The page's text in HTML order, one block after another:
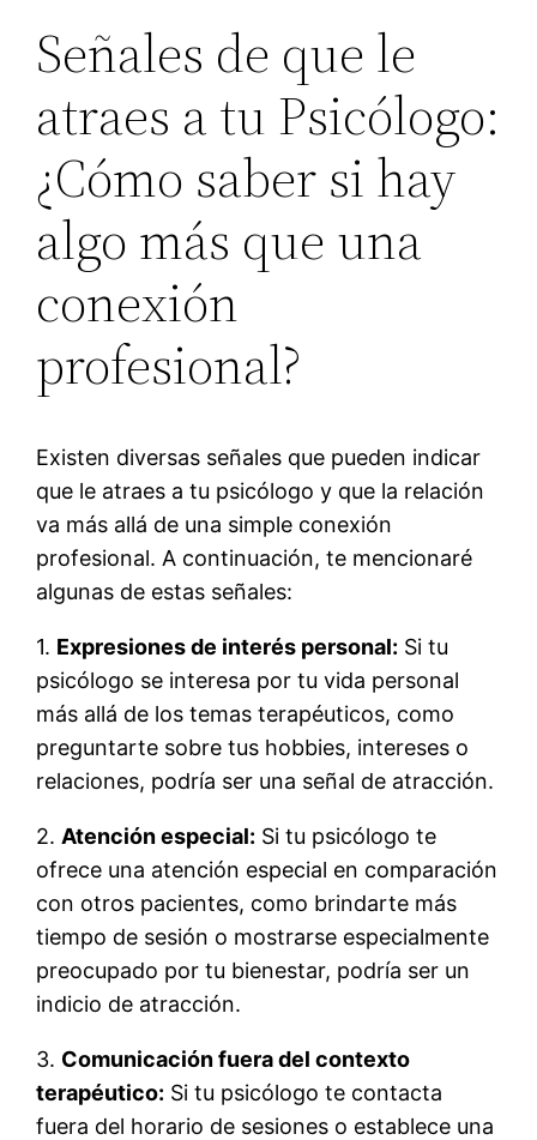
Señales de que le
atraes a tu Psicólogo:
¿Cómo saber si hay
algo más que una
conexión
profesional?
Existen diversas señales que pueden indicar
que le atraes a tu psicólogo y que la relación
va más allá de una simple conexión
profesional. A continuación, te mencionaré
algunas de estas señales:
1. Expresiones de interés personal: Si tu
psicólogo se interesa por tu vida personal
más allá de los temas terapéuticos, como
preguntarte sobre tus hobbies, intereses o
relaciones, podría ser una señal de atracción.
2. Atención especial: Si tu psicólogo te
ofrece una atención especial en comparación
con otros pacientes, como brindarte más
tiempo de sesión o mostrarse especialmente
preocupado por tu bienestar, podría ser un
indicio de atracción.
3. Comunicación fuera del contexto
terapéutico: Si tu psicólogo te contacta
fuera del horario de sesiones o establece una